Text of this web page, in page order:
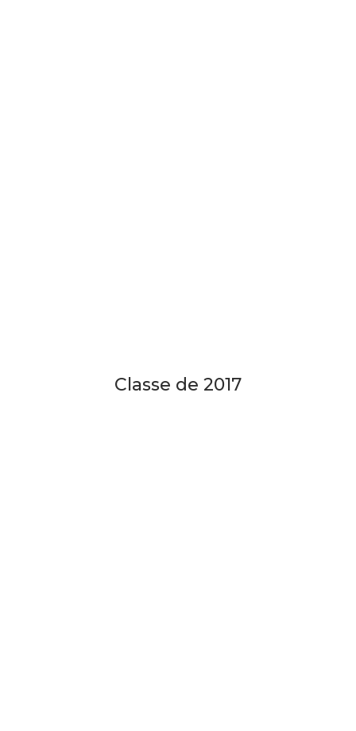
Classe de 2017